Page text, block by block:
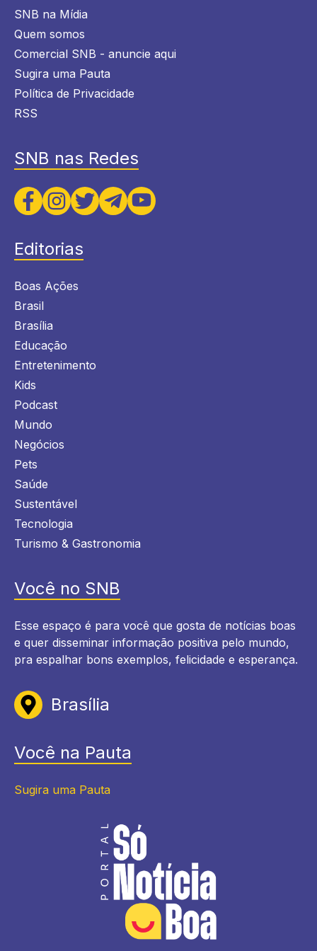
SNB na Mídia
Quem somos
Comercial SNB - anuncie aqui
Sugira uma Pauta
Política de Privacidade
RSS
SNB nas Redes
Editorias
Boas Ações
Brasil
Brasília
Educação
Entretenimento
Kids
Podcast
Mundo
Negócios
Pets
Saúde
Sustentável
Tecnologia
Turismo & Gastronomia
Você no SNB
Esse espaço é para você que gosta de notícias boas
e quer disseminar informação positiva pelo mundo,
pra espalhar bons exemplos, felicidade e esperança.
Brasília
Você na Pauta
Sugira uma Pauta